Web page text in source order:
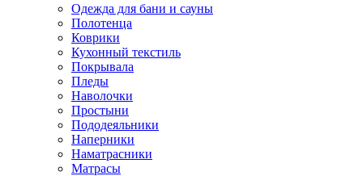
Одежда для бани и сауны
Полотенца
Коврики
Кухонный текстиль
Покрывала
Пледы
Наволочки
Простыни
Пододеяльники
Наперники
Наматрасники
Матрасы